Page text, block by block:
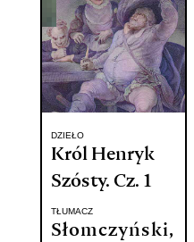
DZIEŁO
Król Henryk
Szósty. Cz. 1
TŁUMACZ
Słomczyński,